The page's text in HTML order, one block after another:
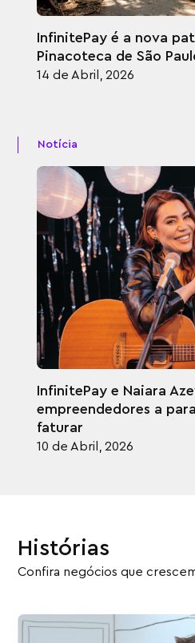
InfinitePay é a nova
Pinacoteca de São
14 de Abril, 2026
Notícia
InfinitePay e Naiara
empreendedores a
faturar
10 de Abril, 2026
Histórias
Confira negócios que